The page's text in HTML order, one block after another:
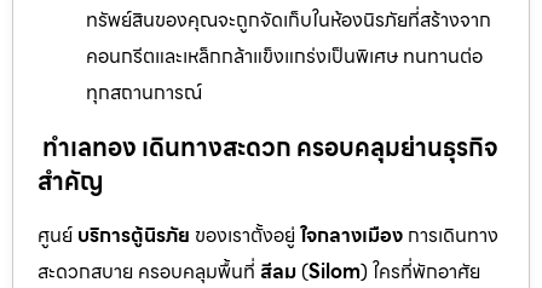
ทรัพย์สินของคุณจะถูกจัดเก็บในห้องนิรภัยที่สร้างจาก
คอนกรีตและเหล็กกล้าแข็งแกร่งเป็นพิเศษ ทนทานต่อ
ทุกสถานการณ์
ทำเลทอง เดินทางสะดวก ครอบคลุมย่านธุรกิจ
สำคัญ
ศูนย์ บริการตู้นิรภัย ของเราตั้งอยู่ ใจกลางเมือง การเดินทาง
สะดวกสบาย ครอบคลุมพื้นที่ สีลม(Silom) ใครที่พักอาศัย